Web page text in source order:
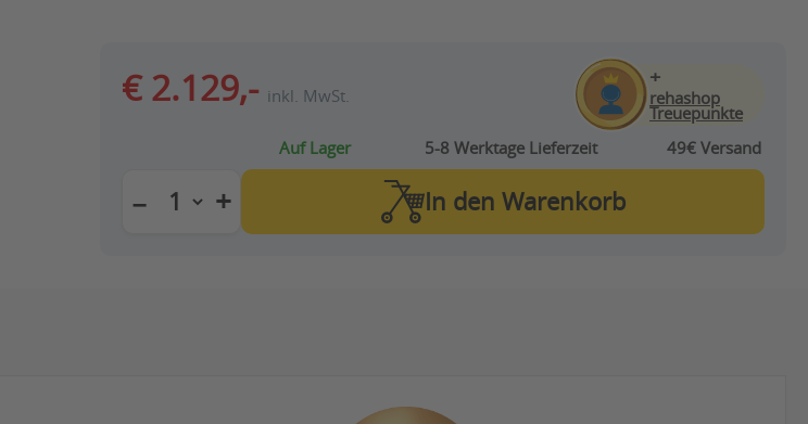
€ 2.129,- inkl. MwSt.
+
rehashop
Treuepunkte
Auf Lager
5-8 Werktage Lieferzeit 49€ Versand
− + In den Warenkorb